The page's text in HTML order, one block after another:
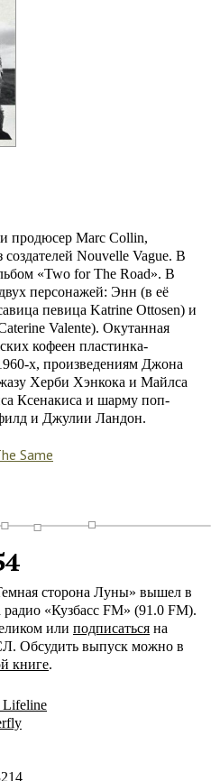
продюсер Marc Collin,
Nouvelle Vague. В
«Two for The Road». В
персонажей: Энн (в её
певица Katrine Ottosen) и
Valente). Окутанная
кофеен пластинка-
х, произведениям Джона
Херби Хэнкока и Майлса
Ксенакиса и шарму поп-
и Джулии Ландон.
Same
сторона Луны» вышел в
«Кузбасс FM» (91.0 FM).
или подписаться на
Обсудить выпуск можно в
книге.
Lifeline